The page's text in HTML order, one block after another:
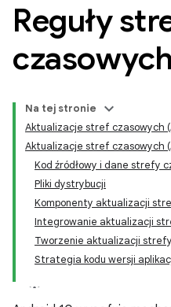
Reguły
czasowych
Na tej stronie
Aktualizacje stref czasowych
Aktualizacje stref czasowych
Kod źródłowy i dane strefy
Pliki dystrybucji
Komponenty aktualizacji
Integrowanie aktualizacji
Tworzenie aktualizacji
Strategia kodu wersji